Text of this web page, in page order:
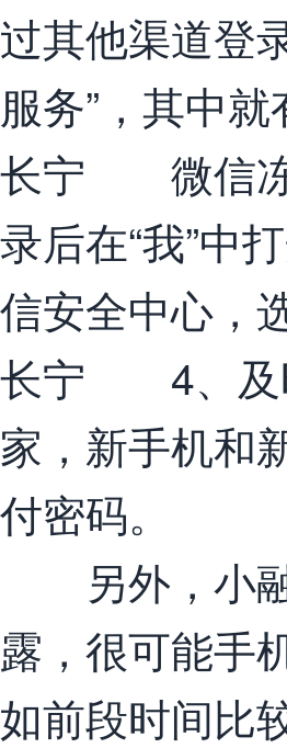
过其他渠道登
服务”，其中
长宁 微信冻
录后在“我”中
信安全中心，
长宁 4、及时
家，新手机和
付密码。
另外，小融
露，很可能手
如前段时间比